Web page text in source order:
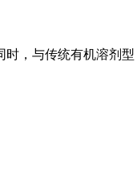
时，与传统有机溶剂型